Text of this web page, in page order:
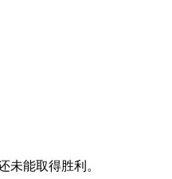
未能取得胜利。